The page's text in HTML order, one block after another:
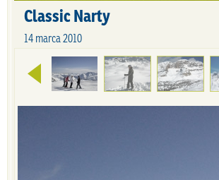
Classic Narty
14 marca 2010